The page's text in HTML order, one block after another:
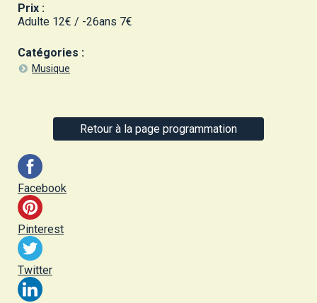
Prix :
Adulte 12€ / -26ans 7€
Catégories :
Musique
Retour à la page programmation
Facebook
Pinterest
Twitter